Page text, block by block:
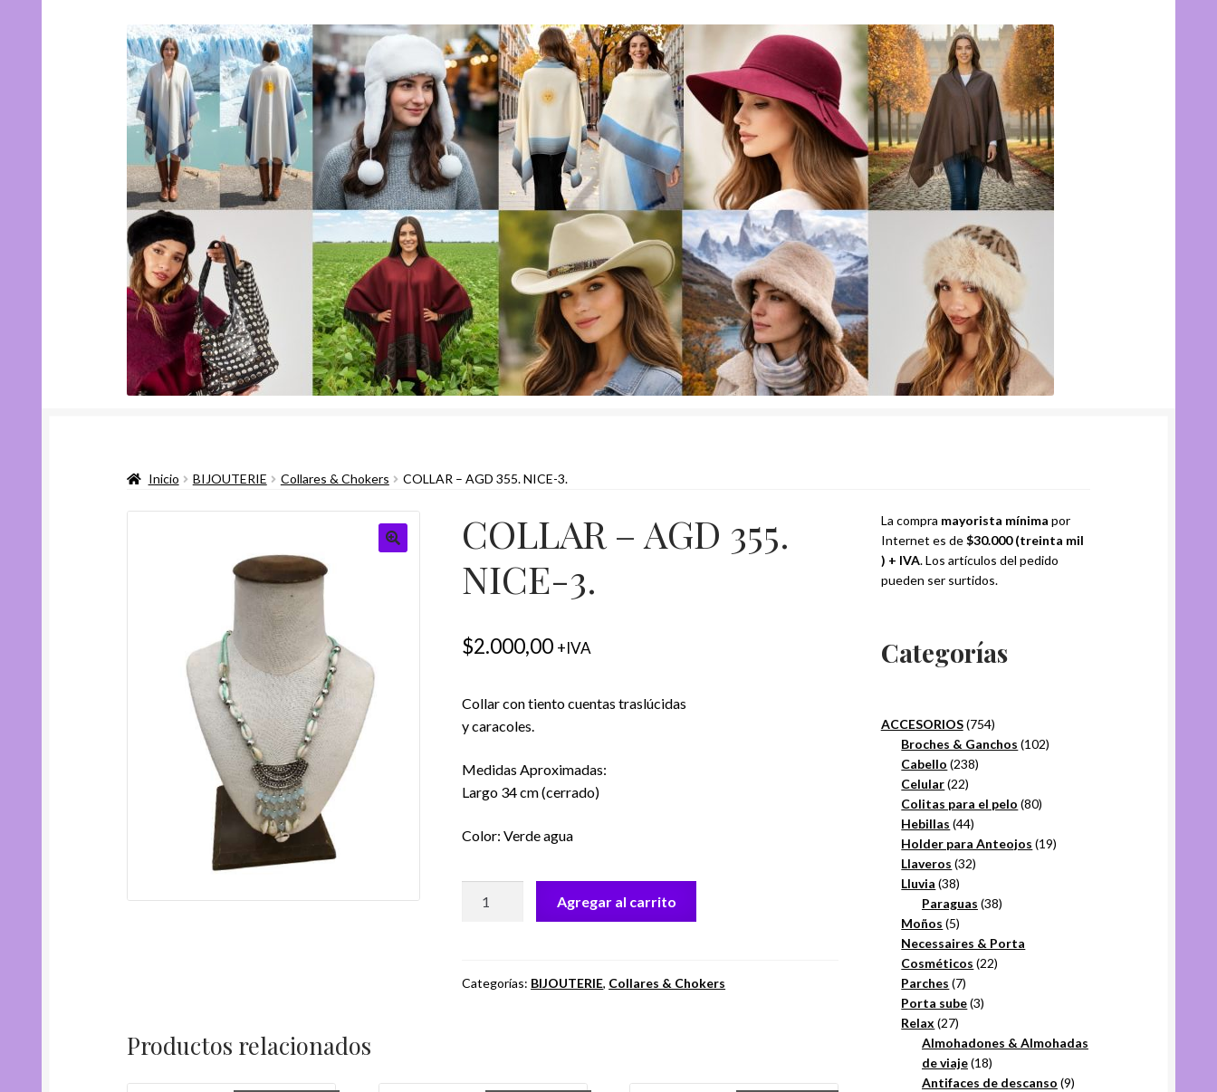
Inicio BIJOUTERIE Collares & Chokers COLLAR – AGD 355. NICE-3.
COLLAR – AGD 355.
NICE-3.
$2.000,00 +IVA
Collar con tiento cuentas traslúcidas
y caracoles.
Medidas Aproximadas:
Largo 34 cm (cerrado)
Color: Verde agua
NICE-
Agregar al carrito
Categorías: BIJOUTERIE, Collares & Chokers
Productos relacionados
La compra mayorista mínima por
Internet es de$30.000 (treinta mil
) + IVA. Los artículos del pedido
pueden ser surtidos.
Categorías
ACCESORIOS 754754
productos
Broches & Ganchos 102102
Cabello 238238
Celular 2222
productos
Colitas para el pelo 8080
Hebillas 4444
productos
Holder para Anteojos 1919
Llaveros 3232
Lluvia 3838
productos
Paraguas 3838
Moños 55
productos
Necessaires & Porta
Cosméticos 2222
Parches 77
productos
Porta sube 33
Relax 2727
productos
Almohadones & Almohadas
de viaje 1818
productos
Antifaces de descanso 99